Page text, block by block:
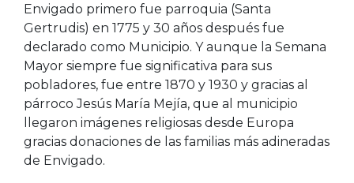
Envigado primero fue parroquia (Santa
Gertrudis) en 1775 y 30 años después fue
declarado como Municipio. Y aunque la Semana
Mayor siempre fue significativa para sus
pobladores, fue entre 1870 y 1930 y gracias al
párroco Jesús María Mejía, que al municipio
llegaron imágenes religiosas desde Europa
gracias donaciones de las familias más adineradas
de Envigado.